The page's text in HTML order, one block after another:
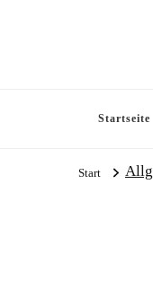
Startseite
Start